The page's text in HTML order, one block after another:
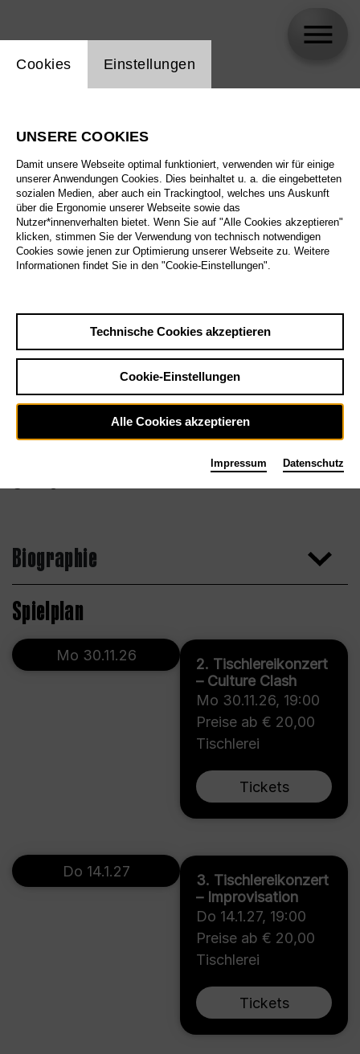
Biographie
Spielplan
2. Tischlereikonzert
– Culture Clash
Mo 30.11.26, 19:00
Preise ab € 20,00
Tischlerei
Tickets
Mo 30.11.26
3. Tischlereikonzert
– Improvisation
Do 14.1.27, 19:00
Preise ab € 20,00
Tischlerei
Tickets
Do 14.1.27
Einstellung Website Cookie
Cookies Einstellungen
UNSERE COOKIES
Damit unsere Webseite optimal funktioniert, verwenden wir für einige
unserer Anwendungen Cookies. Dies beinhaltet u. a. die eingebetteten
sozialen Medien, aber auch ein Trackingtool, welches uns Auskunft
über die Ergonomie unserer Webseite sowie das
Nutzer*innenverhalten bietet. Wenn Sie auf "Alle Cookies akzeptieren"
klicken, stimmen Sie der Verwendung von technisch notwendigen
Cookies sowie jenen zur Optimierung unserer Webseite zu. Weitere
Informationen findet Sie in den "Cookie-Einstellungen".
Technische Cookies akzeptieren
Cookie-Einstellungen
Alle Cookies akzeptieren
Impressum Datenschutz